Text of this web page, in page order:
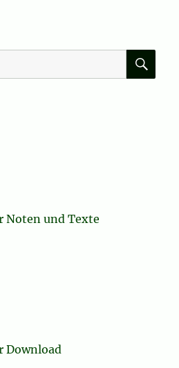
Noten und Texte
Download